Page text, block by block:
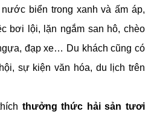
biển trong xanh và ấm áp,
bơi lội, lặn ngắm san hô, chèo
đạp xe… Du khách cũng có
sự kiện văn hóa, du lịch trên
thưởng thức hải sản tươi